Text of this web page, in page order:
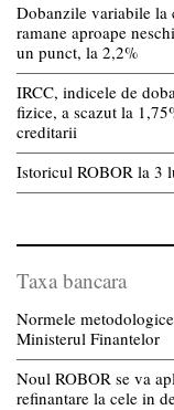
Dobanzile variabile la
ramane aproape
un punct, la 2,2%
IRCC, indicele de
fizice, a scazut la
creditarii
Istoricul ROBOR la 3
Taxa bancara
Normele
Ministerul Finantelor
Noul ROBOR se va
refinantare la cele in